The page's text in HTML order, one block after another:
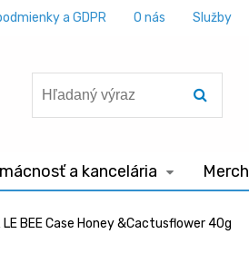
a GDPR O nás Služby
a kancelária Merch
LE BEE Case Honey &Cactusflower 40g